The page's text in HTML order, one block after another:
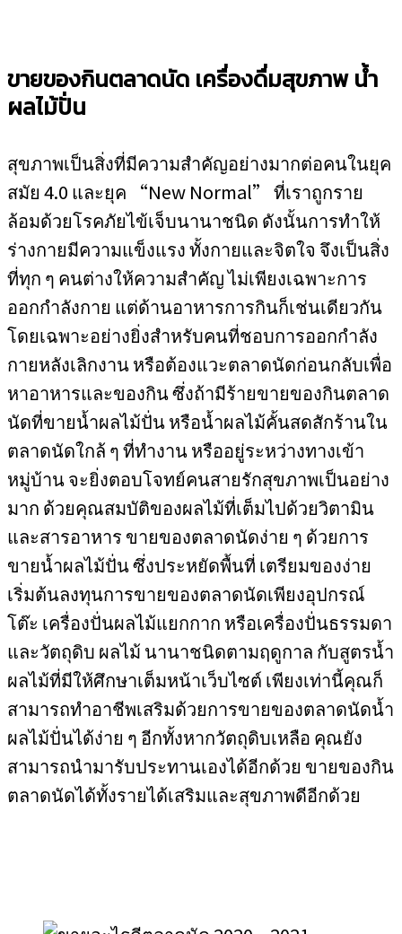
ขายของกินตลาดนัด เครื่องดื่มสุขภาพ น้ำ
ผลไม้ปั่น
สุขภาพเป็นสิ่งที่มีความสำคัญอย่างมากต่อคนในยุค
สมัย 4.0 และยุค “New Normal” ที่เราถูกราย
ล้อมด้วยโรคภัยไข้เจ็บนานาชนิด ดังนั้นการทำให้
ร่างกายมีความแข็งแรง ทั้งกายและจิตใจ จึงเป็นสิ่ง
ที่ทุก ๆ คนต่างให้ความสำคัญ ไม่เพียงเฉพาะการ
ออกกำลังกาย แต่ด้านอาหารการกินก็เช่นเดียวกัน
โดยเฉพาะอย่างยิ่งสำหรับคนที่ชอบการออกกำลัง
กายหลังเลิกงาน หรือต้องแวะตลาดนัดก่อนกลับเพื่อ
หาอาหารและของกิน ซึ่งถ้ามีร้ายขายของกินตลาด
นัดที่ขายน้ำผลไม้ปั่น หรือน้ำผลไม้คั้นสดสักร้านใน
ตลาดนัดใกล้ ๆ ที่ทำงาน หรืออยู่ระหว่างทางเข้า
หมู่บ้าน จะยิ่งตอบโจทย์คนสายรักสุขภาพเป็นอย่าง
มาก ด้วยคุณสมบัติของผลไม้ที่เต็มไปด้วยวิตามิน
และสารอาหาร ขายของตลาดนัดง่าย ๆ ด้วยการ
ขายน้ำผลไม้ปั่น ซึ่งประหยัดพื้นที่ เตรียมของง่าย
เริ่มต้นลงทุนการขายของตลาดนัดเพียงอุปกรณ์
โต๊ะ เครื่องปั่นผลไม้แยกกาก หรือเครื่องปั่นธรรมดา
และวัตถุดิบ ผลไม้ นานาชนิดตามฤดูกาล กับสูตรน้ำ
ผลไม้ที่มีให้ศึกษาเต็มหน้าเว็บไซต์ เพียงเท่านี้คุณก็
สามารถทำอาชีพเสริมด้วยการขายของตลาดนัดน้ำ
ผลไม้ปั่นได้ง่าย ๆ อีกทั้งหากวัตถุดิบเหลือ คุณยัง
สามารถนำมารับประทานเองได้อีกด้วย ขายของกิน
ตลาดนัดได้ทั้งรายได้เสริมและสุขภาพดีอีกด้วย